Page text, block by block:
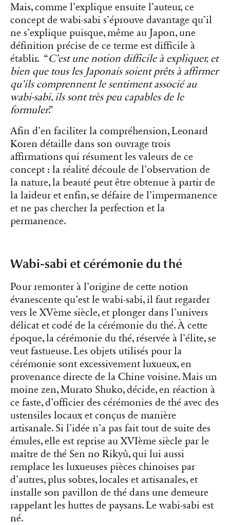
Mais, comme l’explique ensuite l’auteur, ce
concept de wabi-sabi s’éprouve davantage qu’il
ne s’explique puisque, même au Japon, une
définition précise de ce terme est difficile à
établir. “C’est une notion difficile à expliquer, et
bien que tous les Japonais soient prêts à affirmer
qu’ils comprennent le sentiment associé au
wabi-sabi, ils sont très peu capables de le
formuler.”
Afin d’en faciliter la compréhension, Leonard
Koren détaille dans son ouvrage trois
affirmations qui résument les valeurs de ce
concept : la réalité découle de l’observation de
la nature, la beauté peut être obtenue à partir de
la laideur et enfin, se défaire de l’impermanence
et ne pas chercher la perfection et la
permanence.
Wabi-sabi et cérémonie du thé
Pour remonter à l’origine de cette notion
évanescente qu’est le wabi-sabi, il faut regarder
vers le XVème siècle, et plonger dans l’univers
délicat et codé de la cérémonie du thé. À cette
époque, la cérémonie du thé, réservée à l’élite, se
veut fastueuse. Les objets utilisés pour la
cérémonie sont excessivement luxueux, en
provenance directe de la Chine voisine. Mais un
moine zen, Murato Shuko, décide, en réaction à
ce faste, d’officier des cérémonies de thé avec des
ustensiles locaux et conçus de manière
artisanale. Si l’idée n’a pas fait tout de suite des
émules, elle est reprise au XVIème siècle par le
maître de thé Sen no Rikyû, qui lui aussi
remplace les luxueuses pièces chinoises par
d’autres, plus sobres, locales et artisanales, et
installe son pavillon de thé dans une demeure
rappelant les huttes de paysans. Le wabi-sabi est
né.